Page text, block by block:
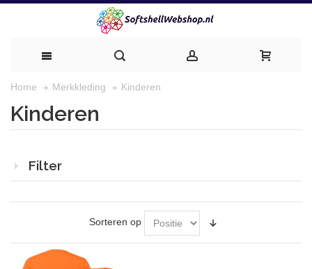
Home Merkkleding Kinderen
Kinderen
Filter
Sorteren op